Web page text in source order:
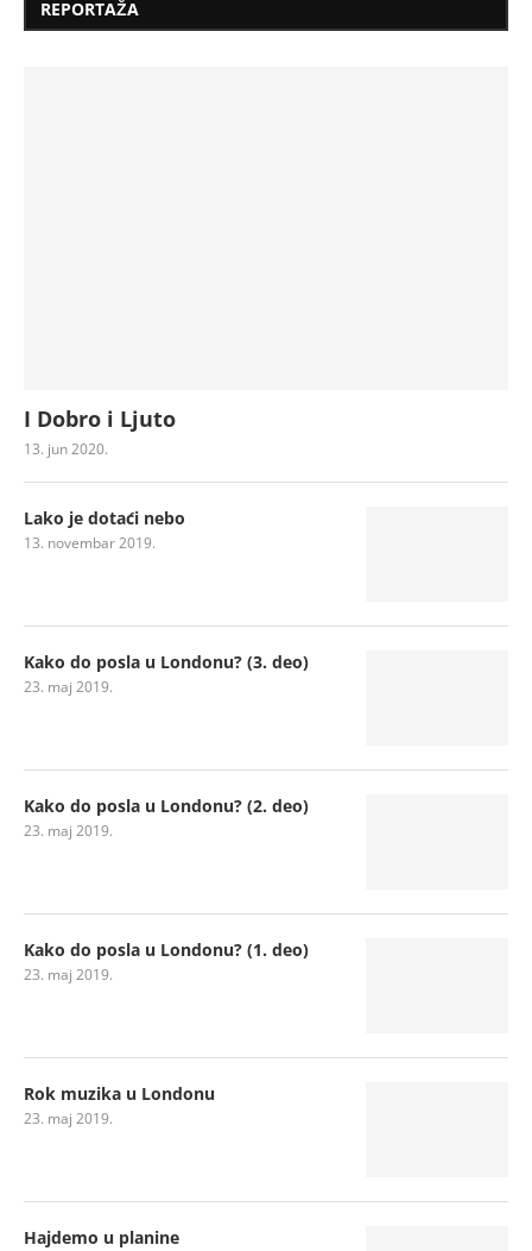
REPORTAŽA
I Dobro i Ljuto
13. jun 2020.
Lako je dotaći nebo
13. novembar 2019.
Kako do posla u Londonu? (3. deo)
23. maj 2019.
Kako do posla u Londonu? (2. deo)
23. maj 2019.
Kako do posla u Londonu? (1. deo)
23. maj 2019.
Rok muzika u Londonu
23. maj 2019.
Hajdemo u planine